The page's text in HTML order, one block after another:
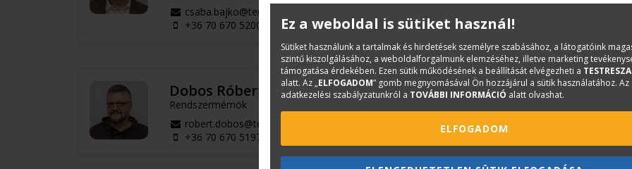
csaba.bajko@terc.hu
+36 70 670 5200
Dobos Róbert
Rendszermérnök
robert.dobos@terc.hu
+36 70 670 5197
Ez a weboldal is sütiket használ!
Sütiket használunk a tartalmak és hirdetések személyre szabásához, a látogatóink
szintű kiszolgálásához, a weboldalforgalmunk elemzéséhez, illetve marketing
támogatása érdekében. Ezen sütik működésének a beállítását elvégezheti a
alatt. Az „ELFOGADOM” gomb megnyomásával Ön hozzájárul a sütik használatához. Az
adatkezelési szabályzatunkról a TOVÁBBI INFORMÁCIÓ alatt olvashat.
ELFOGADOM